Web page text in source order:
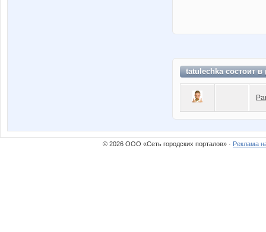
tatulechka состоит в
© 2026 ООО «Сеть городских порталов» · Реклама